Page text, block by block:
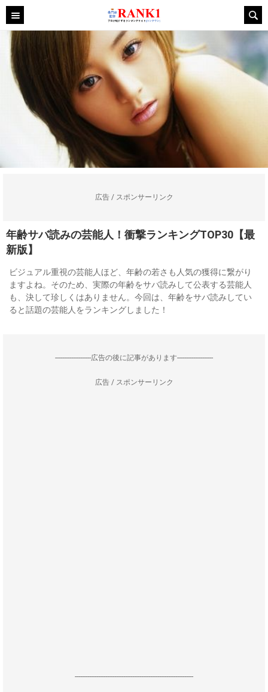
広告 / スポンサーリンク
年齢サバ読みの芸能人！衝撃ランキングTOP30【最
新版】
ビジュアル重視の芸能人ほど、年齢の若さも人気の獲得に繋がり
ますよね。そのため、実際の年齢をサバ読みして公表する芸能人
も、決して珍しくはありません。今回は、年齢をサバ読みしてい
ると話題の芸能人をランキングしました！
--------------------広告の後に記事があります--------------------
広告 / スポンサーリンク
------------------------------------------------------------------